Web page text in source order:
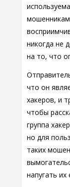
никогда не
на то, что
что он
хакеров, и
чтобы
группа
но для
таких
напугать